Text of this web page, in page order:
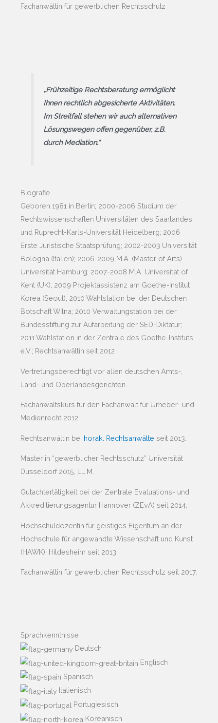
Fachanwältin für gewerblichen Rechtsschutz
„Frühzeitige Rechtsberatung ermöglicht
Ihnen rechtlich abgesicherte Aktivitäten.
Im Streitfall stehen wir auch alternativen
Lösungswegen offen gegenüber, z.B.
durch Mediation.“
Biografie
Geboren 1981 in Berlin; 2000-2006 Studium der
Rechtswissenschaften Universitäten des Saarlandes
und Ruprecht-Karls-Universität Heidelberg; 2006
Erste Juristische Staatsprüfung; 2002-2003 Universität
Bologna (Italien); 2006-2009 M.A. (Master of Arts)
Universität Hamburg; 2007-2008 M.A. Universität of
Kent (UK); 2009 Projektassistenz am Goethe-Institut
Korea (Seoul); 2010 Wahlstation bei der Deutschen
Botschaft Wilna; 2010 Verwaltungstation bei der
Bundesstiftung zur Aufarbeitung der SED-Diktatur;
2011 Wahlstation in der Zentrale des Goethe-Instituts
e.V.; Rechtsanwältin seit 2012
Vertretungsberechtigt vor allen deutschen Amts-,
Land- und Oberlandesgerichten.
Fachanwaltskurs für den Fachanwalt für Urheber- und
Medienrecht 2012.
Rechtsanwältin bei horak. Rechtsanwälte seit 2013.
Master in “gewerblicher Rechtsschutz” Universität
Düsseldorf 2015, LL.M.
Gutachtertätigkeit bei der Zentrale Evaluations- und
Akkreditierungsagentur Hannover (ZEvA) seit 2014.
Hochschuldozentin für geistiges Eigentum an der
Hochschule für angewandte Wissenschaft und Kunst
(HAWK), Hildesheim seit 2013.
Fachanwältin für gewerblichen Rechtsschutz seit 2017.
Sprachkenntnisse
Deutsch
Englisch
Spanisch
Italienisch
Portugiesisch
Koreanisch